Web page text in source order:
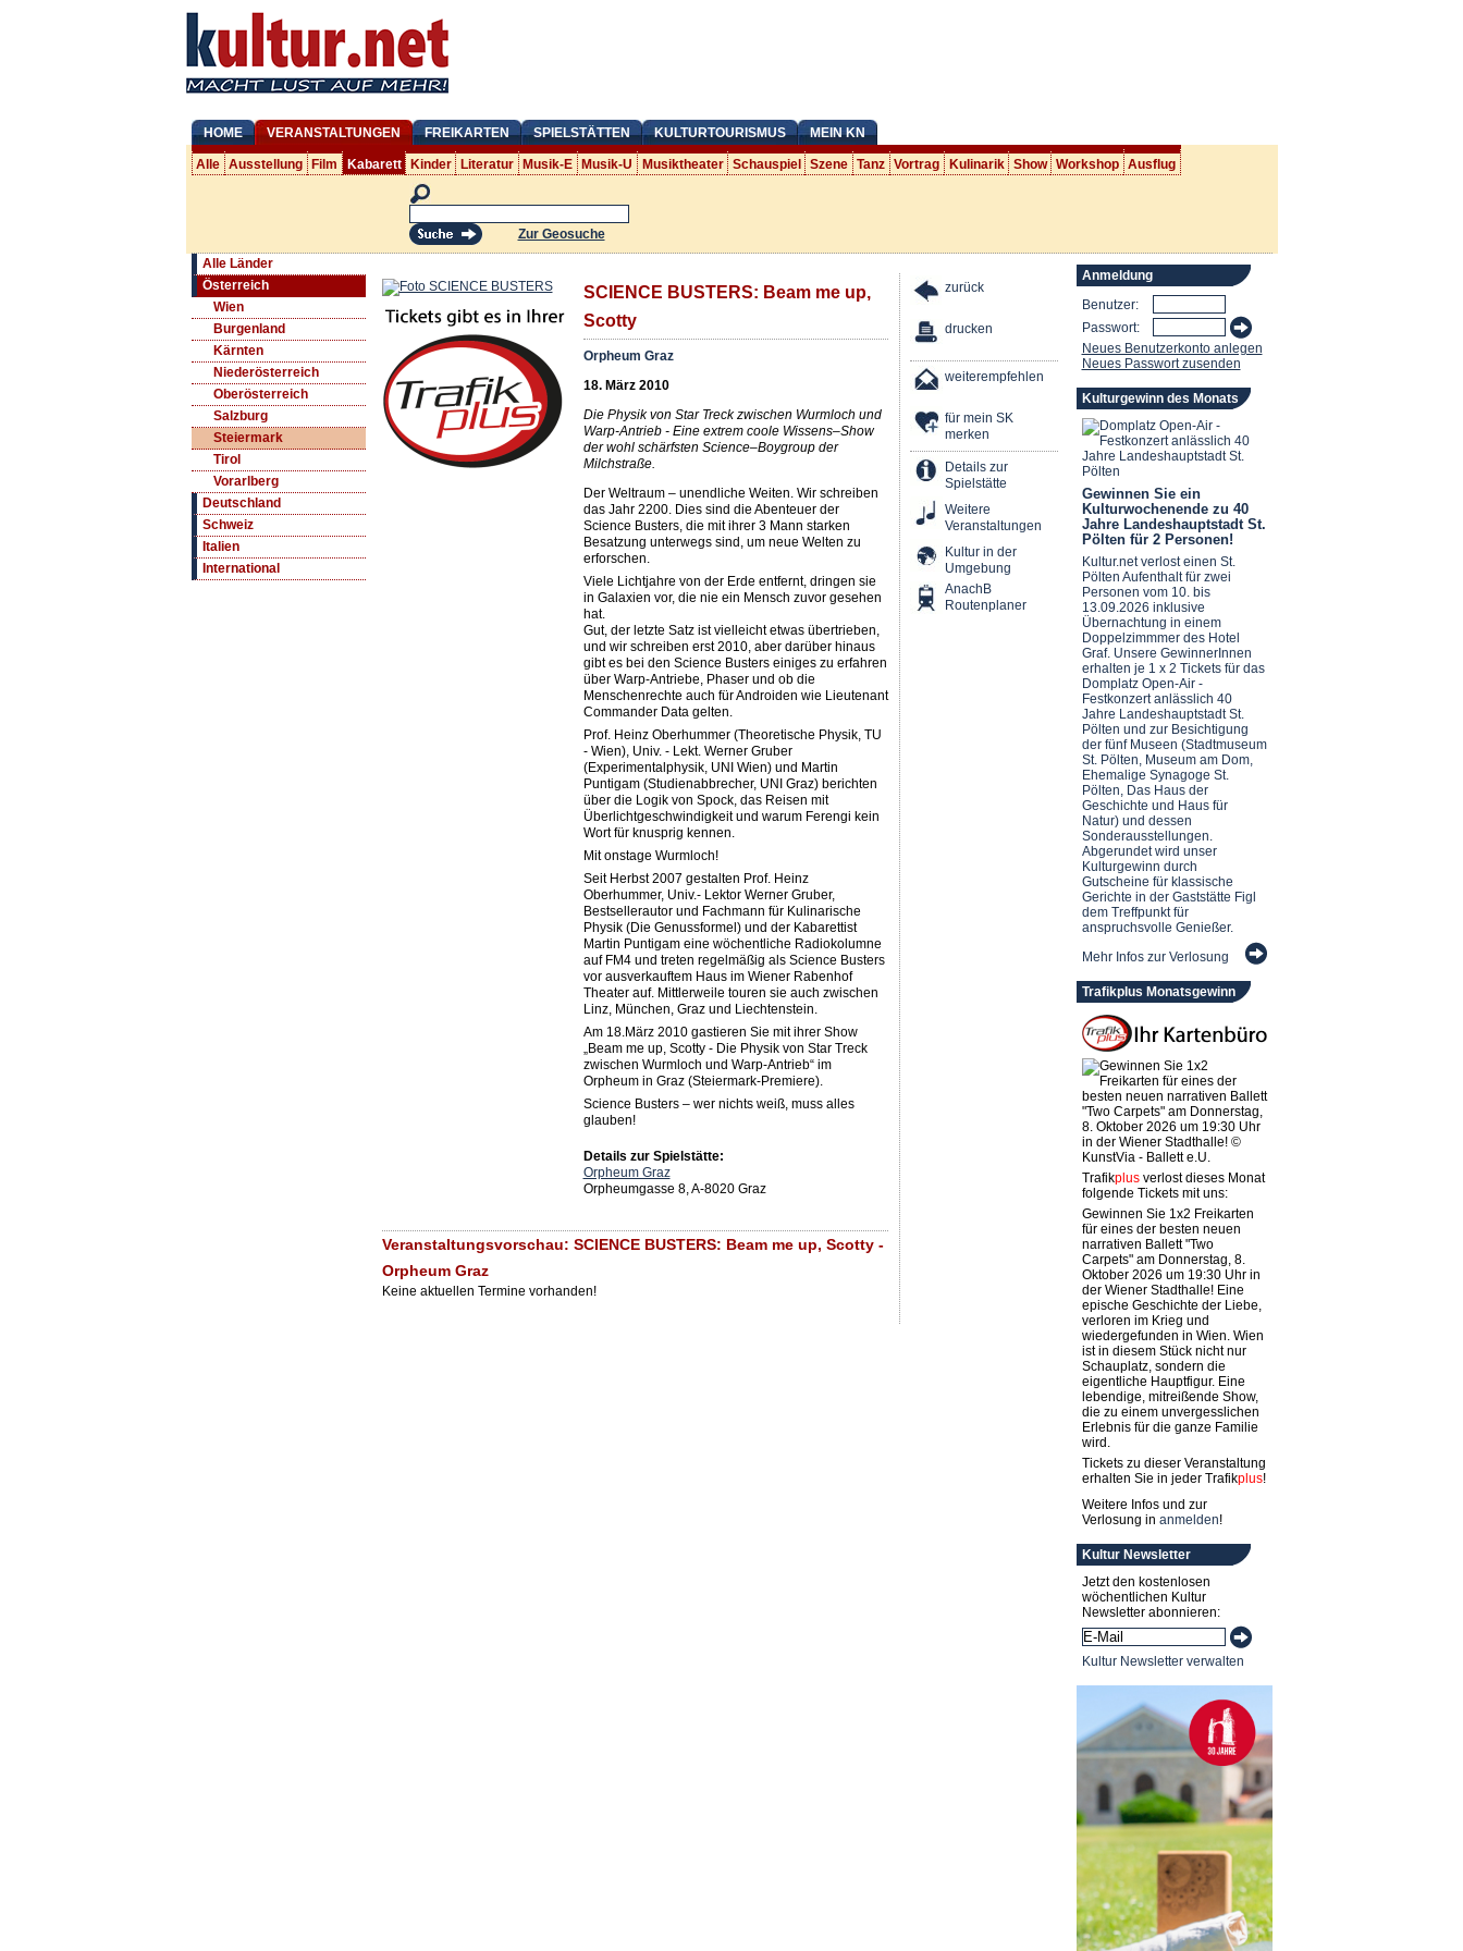
HOME VERANSTALTUNGEN FREIKARTEN SPIELSTÄTTEN KULTURTOURISMUS MEIN KN
Alle Ausstellung Film Kabarett Kinder Literatur Musik-E Musik-U Musiktheater Schauspiel Szene Tanz Vortrag Kulinarik Show Workshop Ausflug
Zur Geosuche
Alle Länder
Österreich
Wien
Burgenland
Kärnten
Niederösterreich
Oberösterreich
Salzburg
Steiermark
Tirol
Vorarlberg
Deutschland
Schweiz
Italien
International
SCIENCE BUSTERS: Beam me up,
Scotty
Orpheum Graz
18. März 2010
Die Physik von Star Treck zwischen Wurmloch und
Warp-Antrieb - Eine extrem coole Wissens–Show
der wohl schärfsten Science–Boygroup der
Milchstraße.
Der Weltraum – unendliche Weiten. Wir schreiben
das Jahr 2200. Dies sind die Abenteuer der
Science Busters, die mit ihrer 3 Mann starken
Besatzung unterwegs sind, um neue Welten zu
erforschen.
Viele Lichtjahre von der Erde entfernt, dringen sie
in Galaxien vor, die nie ein Mensch zuvor gesehen
hat.
Gut, der letzte Satz ist vielleicht etwas übertrieben,
und wir schreiben erst 2010, aber darüber hinaus
gibt es bei den Science Busters einiges zu erfahren
über Warp-Antriebe, Phaser und ob die
Menschenrechte auch für Androiden wie Lieutenant
Commander Data gelten.
Prof. Heinz Oberhummer (Theoretische Physik, TU
- Wien), Univ. - Lekt. Werner Gruber
(Experimentalphysik, UNI Wien) und Martin
Puntigam (Studienabbrecher, UNI Graz) berichten
über die Logik von Spock, das Reisen mit
Überlichtgeschwindigkeit und warum Ferengi kein
Wort für knusprig kennen.
Mit onstage Wurmloch!
Seit Herbst 2007 gestalten Prof. Heinz
Oberhummer, Univ.- Lektor Werner Gruber,
Bestsellerautor und Fachmann für Kulinarische
Physik (Die Genussformel) und der Kabarettist
Martin Puntigam eine wöchentliche Radiokolumne
auf FM4 und treten regelmäßig als Science Busters
vor ausverkauftem Haus im Wiener Rabenhof
Theater auf. Mittlerweile touren sie auch zwischen
Linz, München, Graz und Liechtenstein.
Am 18.März 2010 gastieren Sie mit ihrer Show
„Beam me up, Scotty - Die Physik von Star Treck
zwischen Wurmloch und Warp-Antrieb“ im
Orpheum in Graz (Steiermark-Premiere).
Science Busters – wer nichts weiß, muss alles
glauben!
Details zur Spielstätte:
Orpheum Graz
Orpheumgasse 8, A-8020 Graz
Veranstaltungsvorschau: SCIENCE BUSTERS: Beam me up, Scotty -
Orpheum Graz
Keine aktuellen Termine vorhanden!
zurück
drucken
weiterempfehlen
für mein SK
merken
Details zur
Spielstätte
Weitere
Veranstaltungen
Kultur in der
Umgebung
AnachB
Routenplaner
Anmeldung
Benutzer:
Passwort:
Neues Benutzerkonto anlegen
Neues Passwort zusenden
Kulturgewinn des Monats
Gewinnen Sie ein
Kulturwochenende zu 40
Jahre Landeshauptstadt St.
Pölten für 2 Personen!
Kultur.net verlost einen St.
Pölten Aufenthalt für zwei
Personen vom 10. bis
13.09.2026 inklusive
Übernachtung in einem
Doppelzimmmer des Hotel
Graf. Unsere GewinnerInnen
erhalten je 1 x 2 Tickets für das
Domplatz Open-Air -
Festkonzert anlässlich 40
Jahre Landeshauptstadt St.
Pölten und zur Besichtigung
der fünf Museen (Stadtmuseum
St. Pölten, Museum am Dom,
Ehemalige Synagoge St.
Pölten, Das Haus der
Geschichte und Haus für
Natur) und dessen
Sonderausstellungen.
Abgerundet wird unser
Kulturgewinn durch
Gutscheine für klassische
Gerichte in der Gaststätte Figl
dem Treffpunkt für
anspruchsvolle Genießer.
Mehr Infos zur Verlosung
Trafikplus Monatsgewinn
Trafikplusverlost dieses Monat
folgende Tickets mit uns:
Gewinnen Sie 1x2 Freikarten
für eines der besten neuen
narrativen Ballett "Two
Carpets" am Donnerstag, 8.
Oktober 2026 um 19:30 Uhr in
der Wiener Stadthalle! Eine
epische Geschichte der Liebe,
verloren im Krieg und
wiedergefunden in Wien. Wien
ist in diesem Stück nicht nur
Schauplatz, sondern die
eigentliche Hauptfigur. Eine
lebendige, mitreißende Show,
die zu einem unvergesslichen
Erlebnis für die ganze Familie
wird.
Tickets zu dieser Veranstaltung
erhalten Sie in jeder Trafikplus!
Weitere Infos und zur
Verlosung in anmelden!
Kultur Newsletter
Jetzt den kostenlosen
wöchentlichen Kultur
Newsletter abonnieren:
Kultur Newsletter verwalten